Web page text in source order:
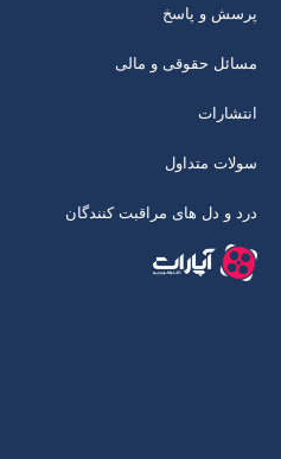
پرسش و پاسخ
مسائل حقوقی و مالی
انتشارات
سولات متداول
درد و دل های مراقبت کنندگان